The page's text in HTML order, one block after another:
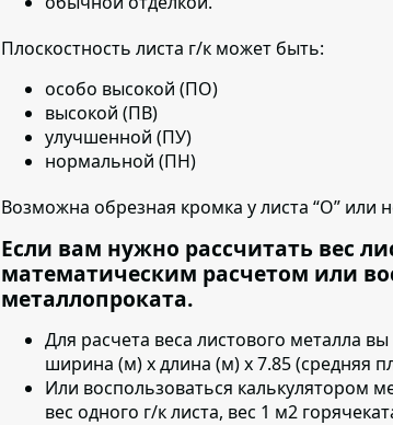
Плоскостность листа г/к может быть:
особо высокой (ПО)
высокой (ПВ)
улучшенной (ПУ)
нормальной (ПН)
Возможна обрезная кромка у листа “О” или
Если вам нужно рассчитать вес
математическим расчетом или
металлопроката.
Для расчета веса листового металла
ширина (м) х длина (м) х 7.85 (средняя
Или воспользоваться калькулятором
вес одного г/к листа, вес 1 м2